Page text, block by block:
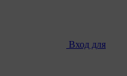
Вход для